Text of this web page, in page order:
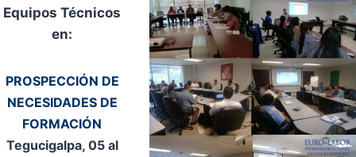
Equipos Técnicos
en:
PROSPECCIÓN DE
NECESIDADES DE
FORMACIÓN
Tegucigalpa, 05 al